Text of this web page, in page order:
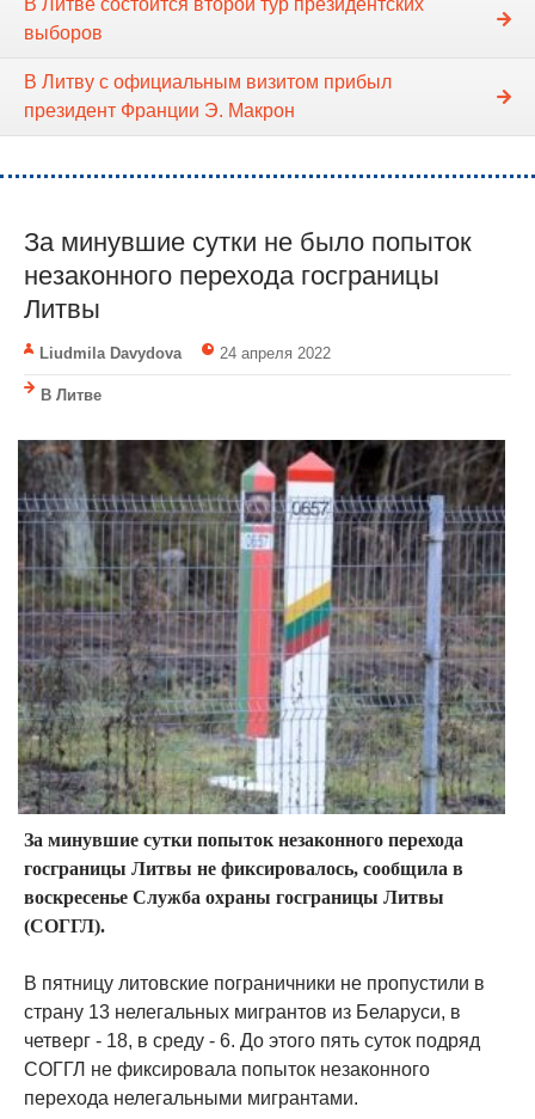
В Литве состоится второй тур президентских
выборов
В Литву с официальным визитом прибыл
президент Франции Э. Макрон
За минувшие сутки не было попыток
незаконного перехода госграницы
Литвы
Liudmila Davydova 24 апреля 2022
В Литве
За минувшие сутки попыток незаконного перехода
госграницы Литвы не фиксировалось, сообщила в
воскресенье Служба охраны госграницы Литвы
(СОГГЛ).
В пятницу литовские пограничники не пропустили в
страну 13 нелегальных мигрантов из Беларуси, в
четверг - 18, в среду - 6. До этого пять суток подряд
СОГГЛ не фиксировала попыток незаконного
перехода нелегальными мигрантами.